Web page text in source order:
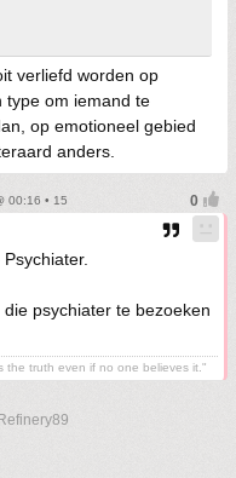
verliefd worden op
type om iemand te
op emotioneel gebied
anders.
00:16 • 15
psychiater te bezoeken
the truth even if no one believes it."